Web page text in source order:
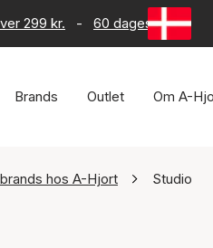
299 kr. - 60 dages returret
Brands Outlet Om A-
hos A-Hjort Studio.Z